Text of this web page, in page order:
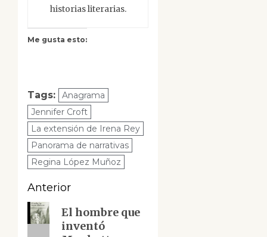
historias literarias.
Me gusta esto:
Tags:
Anagrama
Jennifer Croft
La extensión de Irena Rey
Panorama de narrativas
Regina López Muñoz
Navegación
de
entradas
Anterior
Entrada
anterior:
El hombre que
inventó